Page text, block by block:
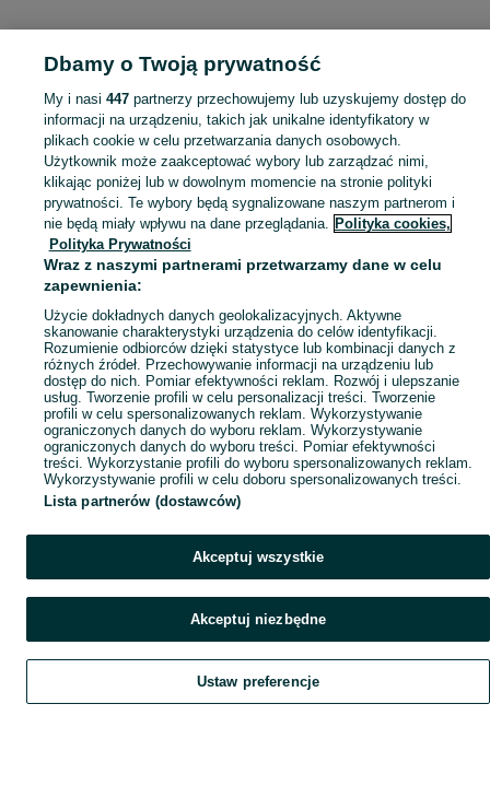
KATEGORIA
Sprzedaż czasopism Podlaskie ▶️ gazety, magazyny, wydania kolekcjonerskie ✅ Nowe i używane w atrakcyjnych cenach ✌ Kupuj i sprzedawaj prasę na OLX.pl! Zobacz
Mapa kategorii
Mapa miejscowości
Szukaj Obserwujesz Dodaj Czat Konto
Dbamy o Twoją prywatność
My i nasi 447partnerzy przechowujemy lub uzyskujemy dostęp do
informacji na urządzeniu, takich jak unikalne identyfikatory w
plikach cookie w celu przetwarzania danych osobowych.
Użytkownik może zaakceptować wybory lub zarządzać nimi,
klikając poniżej lub w dowolnym momencie na stronie polityki
prywatności. Te wybory będą sygnalizowane naszym partnerom i
nie będą miały wpływu na dane przeglądania. Polityka cookies,
Polityka Prywatności
Wraz z naszymi partnerami przetwarzamy dane w celu
zapewnienia:
Użycie dokładnych danych geolokalizacyjnych. Aktywne
skanowanie charakterystyki urządzenia do celów identyfikacji.
Rozumienie odbiorców dzięki statystyce lub kombinacji danych z
różnych źródeł. Przechowywanie informacji na urządzeniu lub
dostęp do nich. Pomiar efektywności reklam. Rozwój i ulepszanie
usług. Tworzenie profili w celu personalizacji treści. Tworzenie
profili w celu spersonalizowanych reklam. Wykorzystywanie
ograniczonych danych do wyboru reklam. Wykorzystywanie
ograniczonych danych do wyboru treści. Pomiar efektywności
treści. Wykorzystanie profili do wyboru spersonalizowanych reklam.
Wykorzystywanie profili w celu doboru spersonalizowanych treści.
Lista partnerów (dostawców)
Akceptuj wszystkie
Akceptuj niezbędne
Ustaw preferencje